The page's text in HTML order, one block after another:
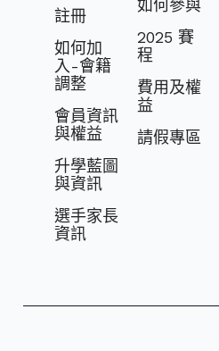
註冊
如何加
入-會籍
調整
會員資訊
與權益
升學藍圖
與資訊
選⼿家長
資訊
如何參與
2025 賽
程
費⽤及權
益
請假專區